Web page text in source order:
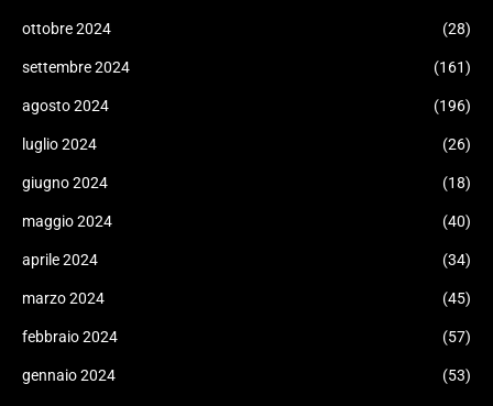
ottobre 2024 (28)
settembre 2024 (161)
agosto 2024 (196)
luglio 2024 (26)
giugno 2024 (18)
maggio 2024 (40)
aprile 2024 (34)
marzo 2024 (45)
febbraio 2024 (57)
gennaio 2024 (53)